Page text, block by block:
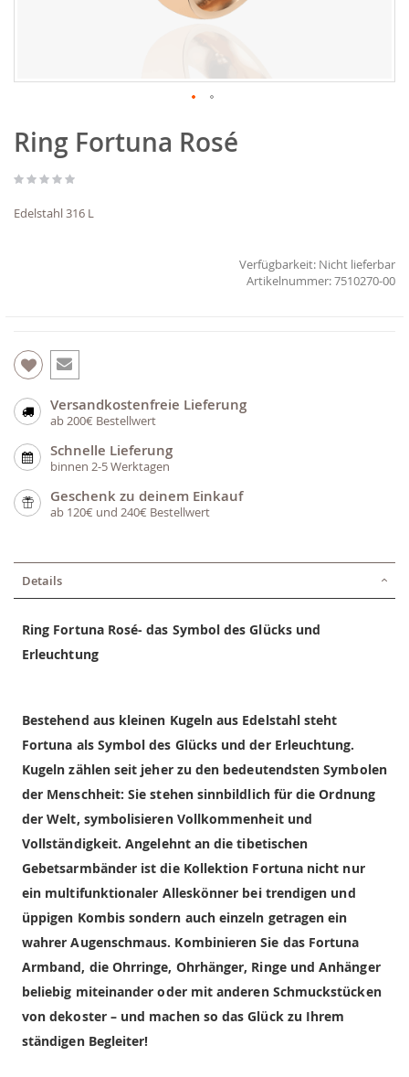
Anfang
der
springen
Ring Fortuna Rosé
Edelstahl 316 L
Verfügbarkeit: Nicht lieferbar
7510270-00
Versandkostenfreie Lieferung
ab 200€ Bestellwert
Schnelle Lieferung
binnen 2-5 Werktagen
Geschenk zu deinem Einkauf
ab 120€ und 240€ Bestellwert
Details
Ring Fortuna Rosé- das Symbol des Glücks und
Erleuchtung
Bestehend aus kleinen Kugeln aus Edelstahl steht
Fortuna als Symbol des Glücks und der Erleuchtung.
Kugeln zählen seit jeher zu den bedeutendsten Symbolen
der Menschheit: Sie stehen sinnbildlich für die Ordnung
der Welt, symbolisieren Vollkommenheit und
Vollständigkeit. Angelehnt an die tibetischen
Gebetsarmbänder ist die Kollektion Fortuna nicht nur
ein multifunktionaler Alleskönner bei trendigen und
üppigen Kombis sondern auch einzeln getragen ein
wahrer Augenschmaus. Kombinieren Sie das Fortuna
Armband, die Ohrringe, Ohrhänger, Ringe und Anhänger
beliebig miteinander oder mit anderen Schmuckstücken
von dekoster – und machen so das Glück zu Ihrem
ständigen Begleiter!